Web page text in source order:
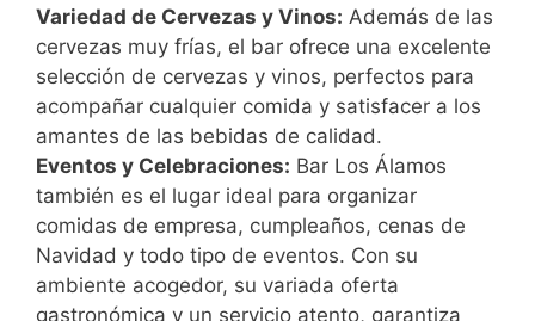
Variedad de Cervezas y Vinos: Además de las
cervezas muy frías, el bar ofrece una excelente
selección de cervezas y vinos, perfectos para
acompañar cualquier comida y satisfacer a los
amantes de las bebidas de calidad.
Eventos y Celebraciones: Bar Los Álamos
también es el lugar ideal para organizar
comidas de empresa, cumpleaños, cenas de
Navidad y todo tipo de eventos. Con su
ambiente acogedor, su variada oferta
gastronómica y un servicio atento, garantiza